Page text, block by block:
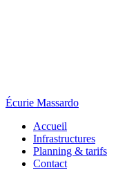
Écurie Massardo
Accueil
Infrastructures
Planning & tarifs
Contact